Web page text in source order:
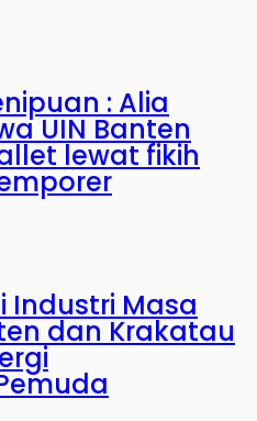
: Alia
UIN Banten
lewat fikih
Industri Masa
dan Krakatau